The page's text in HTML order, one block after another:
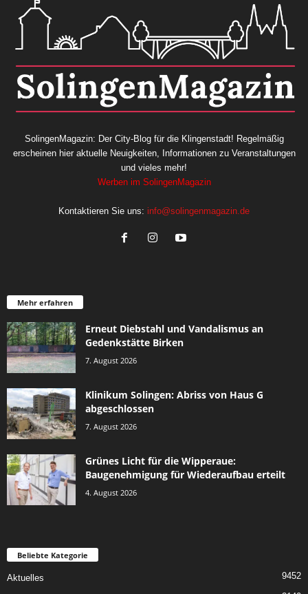
SolingenMagazin: Der City-Blog für die Klingenstadt! Regelmäßig
erscheinen hier aktuelle Neuigkeiten, Informationen zu Veranstaltungen
und vieles mehr!
Werben im SolingenMagazin
Kontaktieren Sie uns: info@solingenmagazin.de
Mehr erfahren
Erneut Diebstahl und Vandalismus an
Gedenkstätte Birken
7. August 2026
Klinikum Solingen: Abriss von Haus G
abgeschlossen
7. August 2026
Grünes Licht für die Wipperaue:
Baugenehmigung für Wiederaufbau erteilt
4. August 2026
Beliebte Kategorie
Aktuelles 9452